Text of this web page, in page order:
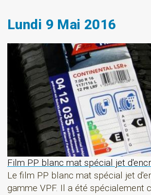
Lundi 9 Mai 2016
Film PP blanc mat spécial jet
Le film PP blanc mat spécial jet
gamme VPF. Il a été spécialement